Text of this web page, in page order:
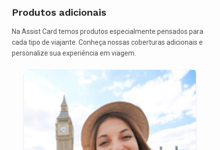
Produtos adicionais
Na Assist Card temos produtos especialmente pensados para
cada tipo de viajante. Conheça nossas coberturas adicionais e
personalize sua experiência em viagem.